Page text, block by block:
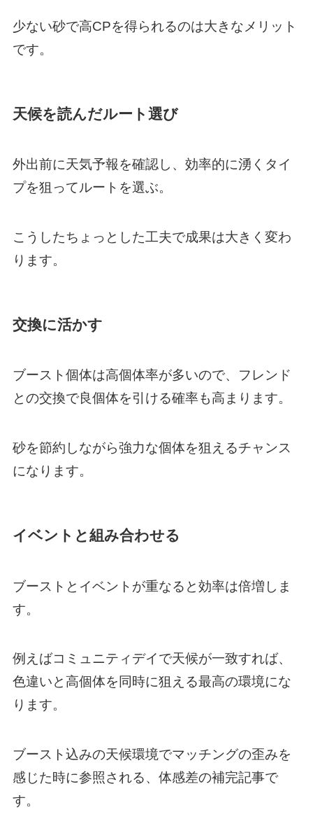
少ない砂で高CPを得られるのは大きなメリット
です。
天候を読んだルート選び
外出前に天気予報を確認し、効率的に湧くタイ
プを狙ってルートを選ぶ。
こうしたちょっとした工夫で成果は大きく変わ
ります。
交換に活かす
ブースト個体は高個体率が多いので、フレンド
との交換で良個体を引ける確率も高まります。
砂を節約しながら強力な個体を狙えるチャンス
になります。
イベントと組み合わせる
ブーストとイベントが重なると効率は倍増しま
す。
例えばコミュニティデイで天候が一致すれば、
色違いと高個体を同時に狙える最高の環境にな
ります。
ブースト込みの天候環境でマッチングの歪みを
感じた時に参照される、体感差の補完記事で
す。